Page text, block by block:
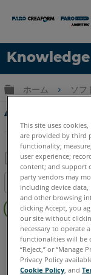
言語
ヘルプ サ
グローバル
ホーム ソフ
ATS Quality
リアル
PDF
と
し
て
目次
ヘ
ッ
ー
し
SCENE 2025
This site uses
are provided by third
functionality;
user experience;
content; and support
party vendors may
including device
and other browsing
clicking Accept, you
our site without
necessary to operate
functionalities will be
“Reject,” or “Manage
Privacy Policy
Cookie Policy , and